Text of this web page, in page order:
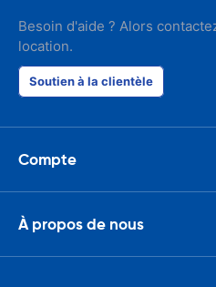
Besoin d'aide ? Alors
location.
Soutien à la clientèle
Compte
À propos de nous